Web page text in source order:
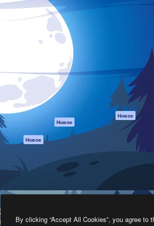
Spaces
изображений ИИ
ИИ
Генератор голоса
на основе ИИ
Стоковый контент
MCP для
Claude/ChatGPT
Новое
Агенты Новое
Мобильное
Magnific
Academy
Условия и
конфиденциальности
Оригиналы Новое
Политика файлов
Центр доверия
Партнеры
Предприятие
By clicking “Accept All Cookies”, you agree